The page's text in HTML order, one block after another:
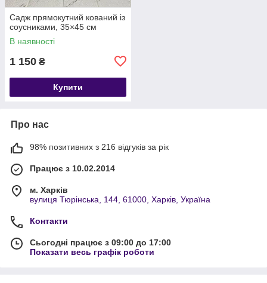
Садж прямокутний кований із
соусниками, 35×45 см
В наявності
1 150 ₴
Купити
Про нас
98% позитивних з 216 відгуків за рік
Працює з 10.02.2014
м. Харків
вулиця Тюрінська, 144, 61000, Харків, Україна
Контакти
Сьогодні працює з 09:00 до 17:00
Показати весь графік роботи